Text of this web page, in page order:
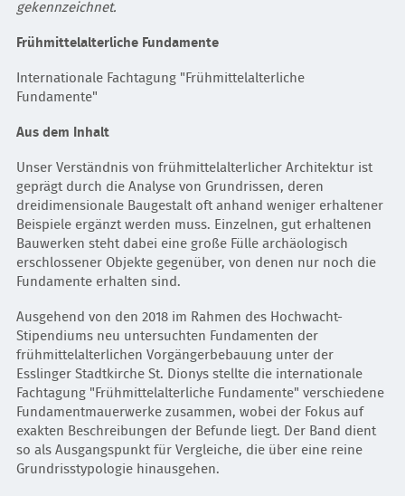
gekennzeichnet.
Frühmittelalterliche Fundamente
Internationale Fachtagung "Frühmittelalterliche
Fundamente"
Aus dem Inhalt
Unser Verständnis von frühmittelalterlicher Architektur ist
geprägt durch die Analyse von Grundrissen, deren
dreidimensionale Baugestalt oft anhand weniger erhaltener
Beispiele ergänzt werden muss. Einzelnen, gut erhaltenen
Bauwerken steht dabei eine große Fülle archäologisch
erschlossener Objekte gegenüber, von denen nur noch die
Fundamente erhalten sind.
Ausgehend von den 2018 im Rahmen des Hochwacht-
Stipendiums neu untersuchten Fundamenten der
frühmittelalterlichen Vorgängerbebauung unter der
Esslinger Stadtkirche St. Dionys stellte die internationale
Fachtagung "Frühmittelalterliche Fundamente" verschiedene
Fundamentmauerwerke zusammen, wobei der Fokus auf
exakten Beschreibungen der Befunde liegt. Der Band dient
so als Ausgangspunkt für Vergleiche, die über eine reine
Grundrisstypologie hinausgehen.